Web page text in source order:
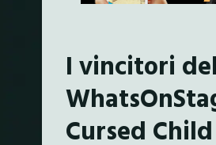
I vincitori
Cursed